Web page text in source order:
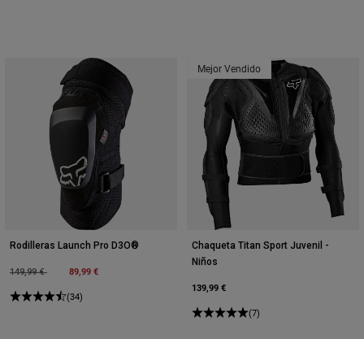
Rodilleras Launch Pro D3O®
Price reduced from
149,99 €to 89,99 €
(34)
Mejor Vendido
Chaqueta Titan Sport Juvenil -
Niños
139,99 €
(7)